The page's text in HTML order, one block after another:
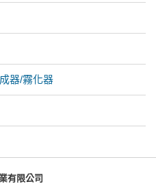
器/霧化器
有限公司